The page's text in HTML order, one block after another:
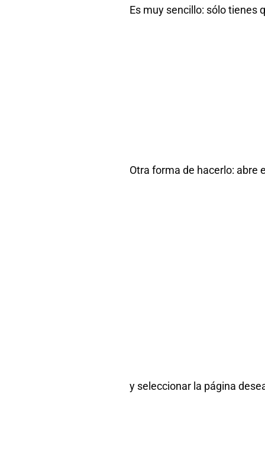
Es muy sencillo: sólo tienes
Otra forma de hacerlo: abre
y seleccionar la página